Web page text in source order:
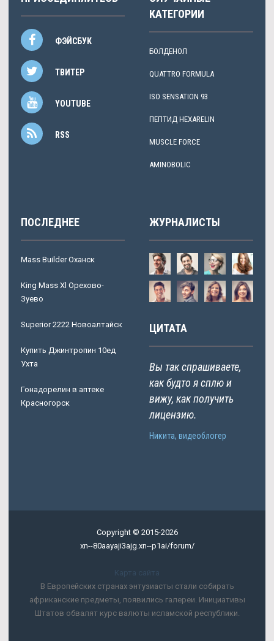
ФЭЙСБУК
ТВИТЕР
YOUTUBE
RSS
КАТЕГОРИИ
БОЛДЕНОЛ
QUATTRO FORMULA
ISO SENSATION 93
ПЕПТИД HEXARELIN
MUSCLE FORCE
AMINOBOLIC
ПОСЛЕДНЕЕ
Mass Builder Оханск
King Mass Xl Орехово-
Зуево
Superior 2222 Новоалтайск
Купить Джинтропин 10ед
Ухта
Гонадорелин в аптеке
Красногорск
ЖУРНАЛИСТЫ
ЦИТАТА
Вы так спрашиваете,
как будто я сплю и
вижу, как получить
лицензию.
Никита, видеоблогер
Copyright © 2015-2026
xn--80aayaji3ajg.xn--p1ai/forum/
Карта сайта
В Европейских странах энтузиасты стали собирать
африканские предметы, появились галереи. Инициативы
Штатов обвалят курс валюты исламской республики.